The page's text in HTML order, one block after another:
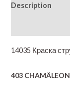
Description
14035 Краска
403